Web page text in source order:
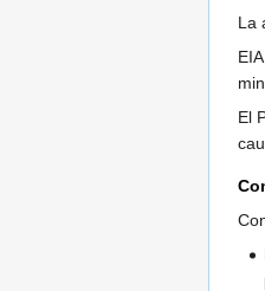
La
El